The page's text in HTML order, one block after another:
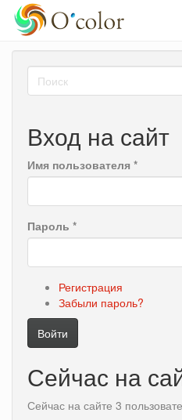
основному
Форма
поиска
Вход на сайт
Имя пользователя *
Пароль *
Регистрация
Забыли пароль?
Войти
Сейчас на
Сейчас на сайте 3